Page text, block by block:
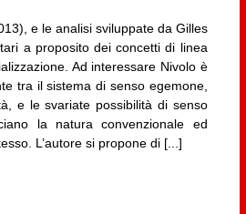
e le analisi sviluppate da Gilles
a proposito dei concetti di linea
Ad interessare Nivolo è
tra il sistema di senso egemone,
e le svariate possibilità di senso
la natura convenzionale ed
L’autore si propone di [...]